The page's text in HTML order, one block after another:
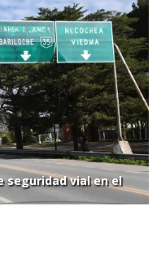
seguridad vial en el